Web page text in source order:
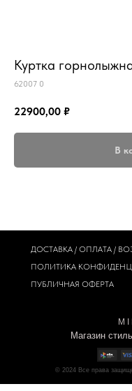
Куртка
62007 0
22900,00 ₽
В
M I
Магазин
© 2024 Все права
ДОСТАВКА / ОПЛАТА /
ПОЛИТИКА
ПУБЛИЧНАЯ ОФЕРТА